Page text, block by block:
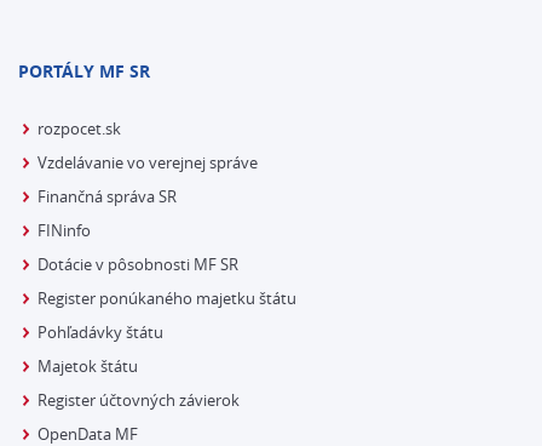
PORTÁLY MF SR
rozpocet.sk
Vzdelávanie vo verejnej správe
Finančná správa SR
FINinfo
Dotácie v pôsobnosti MF SR
Register ponúkaného majetku štátu
Pohľadávky štátu
Majetok štátu
Register účtovných závierok
OpenData MF